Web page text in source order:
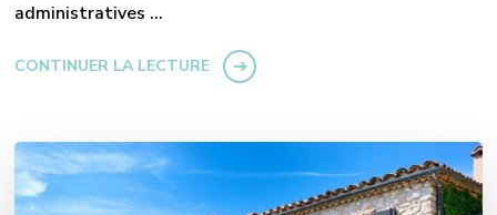
administratives …
CONTINUER LA LECTURE